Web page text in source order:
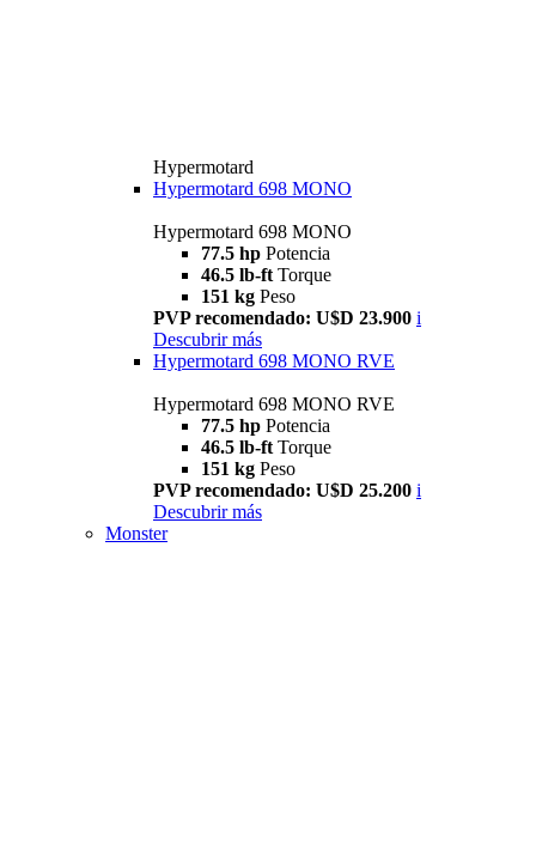
Hypermotard
Hypermotard 698 MONO
Hypermotard 698 MONO
77.5 hp Potencia
46.5 lb-ft Torque
151 kg Peso
PVP recomendado: U$D 23.900 i
Descubrir más
Hypermotard 698 MONO RVE
Hypermotard 698 MONO RVE
77.5 hp Potencia
46.5 lb-ft Torque
151 kg Peso
PVP recomendado: U$D 25.200 i
Descubrir más
Monster